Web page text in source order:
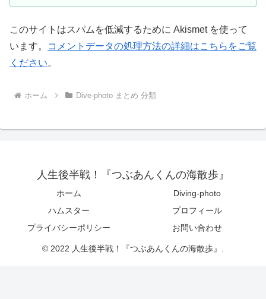
このサイトはスパムを低減するために Akismet を使って
います。
コメントデータの処理方法の詳細はこちらをご覧
ください。
ホーム Dive-photo まとめ 分類
人生後半戦！『つぶあんくんの海散歩』
ホーム
Diving-photo
ハムスター
プロフィール
プライバシーポリシー
お問い合わせ
© 2022 人生後半戦！『つぶあんくんの海散歩』.